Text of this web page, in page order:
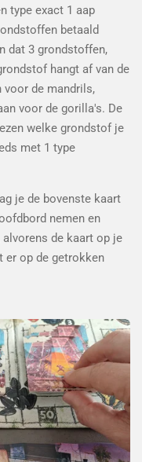
type exact 1 aap
betaald
dat 3 grondstoffen,
hangt af van de
voor de mandrils,
voor de gorilla's. De
welke grondstof je
met 1 type
je de bovenste kaart
nemen en
de kaart op je
er op de getrokken